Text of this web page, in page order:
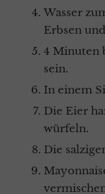
Wasser
Erbsen
4 Minuten
sein.
In einem
Die Eier
würfeln.
Die